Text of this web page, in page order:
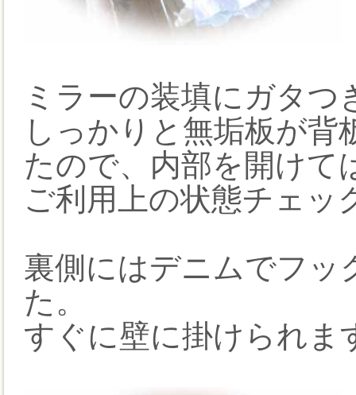
ミラーの装填にガタ
しっかりと無垢板が
たので、内部を開けて
ご利用上の状態チェッ
裏側にはデニムでフッ
た。
すぐに壁に掛けられま